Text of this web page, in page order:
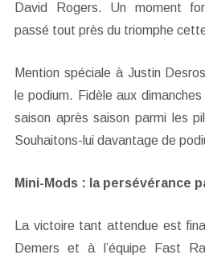
David Rogers. Un moment
passé tout près du triomphe
Mention spéciale à Justin
le podium. Fidèle aux
saison après saison parmi les
Souhaitons-lui davantage de
Mini-Mods : la persévérance
La victoire tant attendue est
Demers et à l’équipe Fast